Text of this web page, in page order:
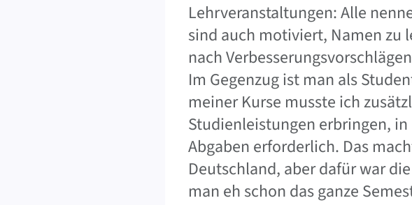
Lehrveranstaltungen: Alle
sind auch motiviert, Namen zu
nach
Im Gegenzug ist man als
meiner Kurse musste ich
Studienleistungen erbringen,
Abgaben erforderlich. Das
Deutschland, aber dafür war
man eh schon das ganze